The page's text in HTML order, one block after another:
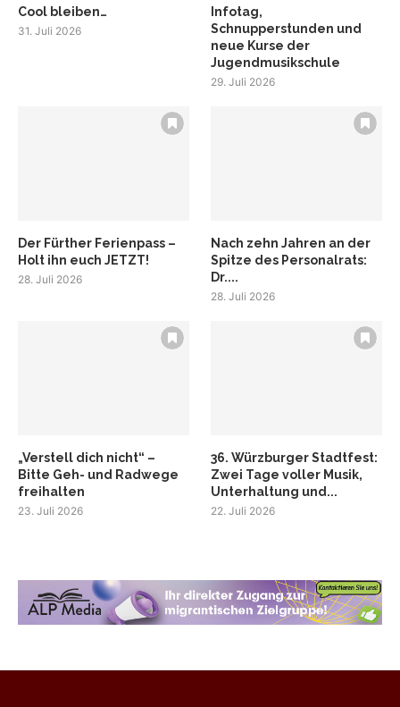
Cool bleiben…
31. Juli 2026
Infotag,
Schnupperstunden und
neue Kurse der
Jugendmusikschule
29. Juli 2026
Der Fürther Ferienpass –
Holt ihn euch JETZT!
28. Juli 2026
Nach zehn Jahren an der
Spitze des Personalrats:
Dr....
28. Juli 2026
„Verstell dich nicht“ –
Bitte Geh- und Radwege
freihalten
23. Juli 2026
36. Würzburger Stadtfest:
Zwei Tage voller Musik,
Unterhaltung und...
22. Juli 2026